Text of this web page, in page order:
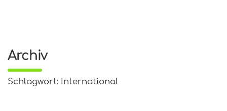
Archiv
Schlagwort: International